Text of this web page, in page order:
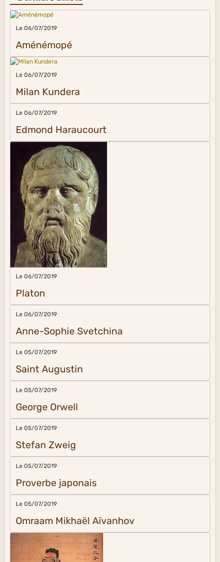
Le 06/07/2019
Aménémopé
Le 06/07/2019
Milan Kundera
Le 06/07/2019
Edmond Haraucourt
Le 06/07/2019
Platon
Le 06/07/2019
Anne-Sophie Svetchina
Le 05/07/2019
Saint Augustin
Le 05/07/2019
George Orwell
Le 05/07/2019
Stefan Zweig
Le 05/07/2019
Proverbe japonais
Le 05/07/2019
Omraam Mikhaël Aïvanhov